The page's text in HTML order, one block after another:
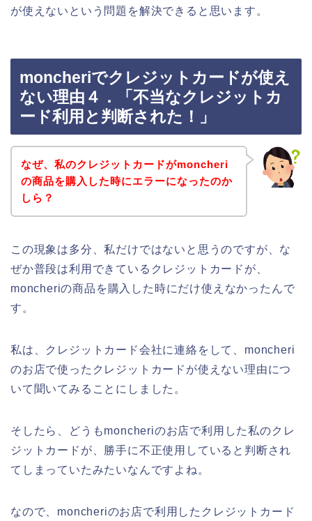
が使えないという問題を解決できると思います。
moncheriでクレジットカードが使え
ない理由４．「不当なクレジットカ
ード利用と判断された！」
なぜ、私のクレジットカードがmoncheri
の商品を購入した時にエラーになったのか
しら？
この現象は多分、私だけではないと思うのですが、な
ぜか普段は利用できているクレジットカードが、
moncheriの商品を購入した時にだけ使えなかったんで
す。
私は、クレジットカード会社に連絡をして、moncheri
のお店で使ったクレジットカードが使えない理由につ
いて聞いてみることにしました。
そしたら、どうもmoncheriのお店で利用した私のクレ
ジットカードが、勝手に不正使用していると判断され
てしまっていたみたいなんですよね。
なので、moncheriのお店で利用したクレジットカード